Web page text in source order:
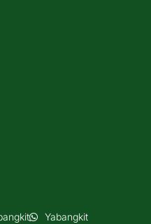
Yabangkit